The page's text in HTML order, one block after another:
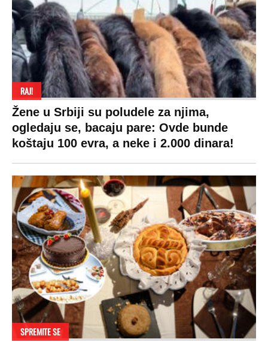
RAJ!
Žene u Srbiji su poludele za njima,
ogledaju se, bacaju pare: Ovde bunde
koštaju 100 evra, a neke i 2.000 dinara!
SPREMITE SE